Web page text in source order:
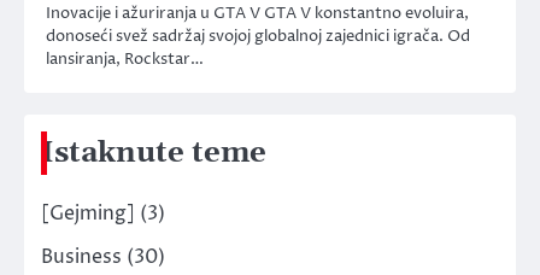
Inovacije i ažuriranja u GTA V GTA V konstantno evoluira,
donoseći svež sadržaj svojoj globalnoj zajednici igrača. Od
lansiranja, Rockstar…
Istaknute teme
[Gejming] (3)
Business (30)